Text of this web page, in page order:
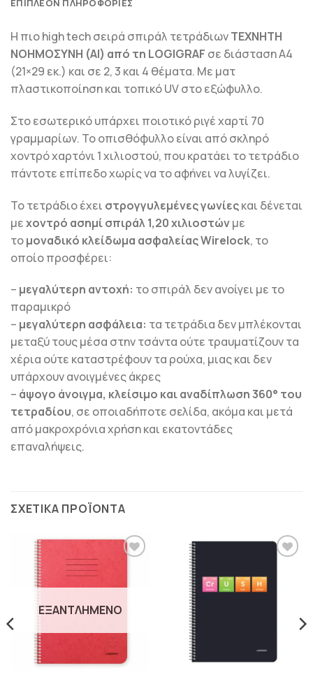
ΕΠΙΠΛΈΟΝ ΠΛΗΡΟΦΟΡΊΕΣ
Η πιο high tech σειρά σπιράλ τετράδιωνΤΕΧΝΗΤΗ
ΝΟΗΜΟΣΥΝΗ (ΑΙ) από τη LOGIGRAF σε διάσταση Α4
(21×29 εκ.) και σε 2, 3 και 4 θέματα. Με ματ
πλαστικοποίηση και τοπικό UV στο εξώφυλλο.
Στο εσωτερικό υπάρχει ποιοτικό ριγέ χαρτί 70
γραμμαρίων. Το οπισθόφυλλο είναι από σκληρό
χοντρό χαρτόνι 1 χιλιοστού, που κρατάει το τετράδιο
πάντοτε επίπεδο χωρίς να το αφήνει να λυγίζει.
Το τετράδιο έχει στρογγυλεμένες γωνίεςκαι δένεται
μεχοντρό ασημί σπιράλ 1,20 χιλιοστώνμε
τομοναδικό κλείδωμα ασφαλείας Wirelock, το
οποίο προσφέρει:
– μεγαλύτερη αντοχή: το σπιράλ δεν ανοίγει με το
παραμικρό
– μεγαλύτερη ασφάλεια: τα τετράδια δεν μπλέκονται
μεταξύ τους μέσα στην τσάντα ούτε τραυματίζουν τα
χέρια ούτε καταστρέφουν τα ρούχα, μιας και δεν
υπάρχουν ανοιγμένες άκρες
– άψογο άνοιγμα, κλείσιμο και αναδίπλωση 360° του
τετραδίου, σε οποιαδήποτε σελίδα, ακόμα και μετά
από μακροχρόνια χρήση και εκατοντάδες
επαναλήψεις.
ΣΧΕΤΙΚΆ ΠΡΟΪΌΝΤΑ
ΠΡΟΣΘΉΚΗ
ΛΊΣΤΑ
ΕΞΑΝΤΛΗΜΈΝΟ
ΣΤΗΝ
ΛΊΣΤΑ